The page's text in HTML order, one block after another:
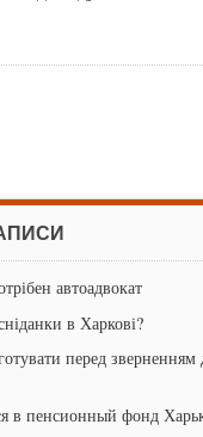
автоадвокат
в Харкові?
перед зверненням
в пенсионный фонд